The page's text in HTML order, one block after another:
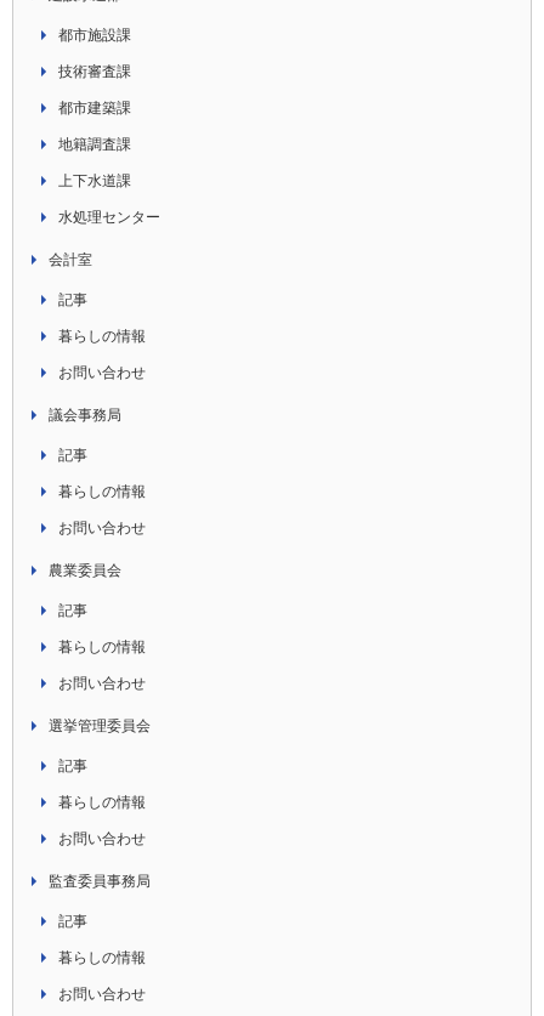
都市施設課
技術審査課
都市建築課
地籍調査課
上下水道課
水処理センター
会計室
記事
暮らしの情報
お問い合わせ
議会事務局
記事
暮らしの情報
お問い合わせ
農業委員会
記事
暮らしの情報
お問い合わせ
選挙管理委員会
記事
暮らしの情報
お問い合わせ
監査委員事務局
記事
暮らしの情報
お問い合わせ